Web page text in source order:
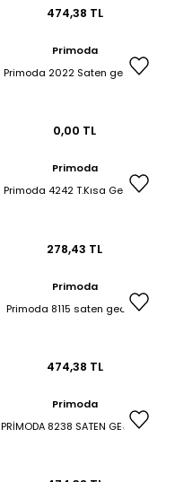
474,38 TL
Primoda
Primoda 2022 Saten gecelik
0,00 TL
Primoda
Primoda 4242 T.Kısa Gecelik
278,43 TL
Primoda
Primoda 8115 saten gecelik
474,38 TL
Primoda
PRİMODA 8238 SATEN GECELİK